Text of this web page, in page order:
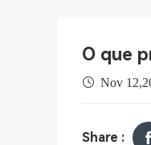
O que
Nov
Share :